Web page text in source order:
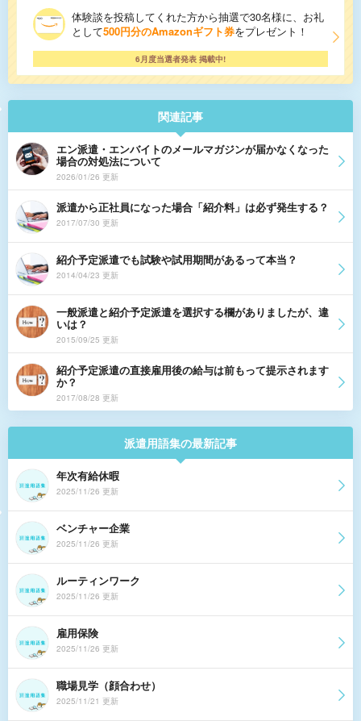
体験談を投稿してくれた方から抽選で30名様に、お礼
として500円分のAmazonギフト券をプレゼント！
6月度当選者発表 掲載中!
関連記事
エン派遣・エンバイトのメールマガジンが届かなくなった
場合の対処法について
2026/01/26 更新
派遣から正社員になった場合「紹介料」は必ず発生する？
2017/07/30 更新
紹介予定派遣でも試験や試用期間があるって本当？
2014/04/23 更新
一般派遣と紹介予定派遣を選択する欄がありましたが、違
いは？
2015/09/25 更新
紹介予定派遣の直接雇用後の給与は前もって提示されます
か？
2017/08/28 更新
派遣用語集の最新記事
年次有給休暇
2025/11/26 更新
ベンチャー企業
2025/11/26 更新
ルーティンワーク
2025/11/26 更新
雇用保険
2025/11/26 更新
職場見学（顔合わせ）
2025/11/21 更新